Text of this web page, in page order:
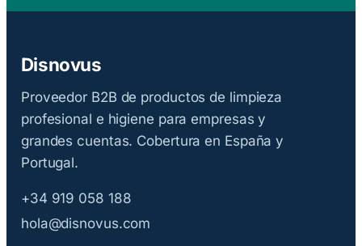
Disnovus
Proveedor B2B de productos de limpieza
profesional e higiene para empresas y
grandes cuentas. Cobertura en España y
Portugal.
+34 919 058 188
hola@disnovus.com